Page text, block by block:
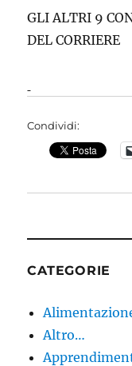
GLI ALTRI 9
DEL CORRIERE
Condividi:
CATEGORIE
Altro…